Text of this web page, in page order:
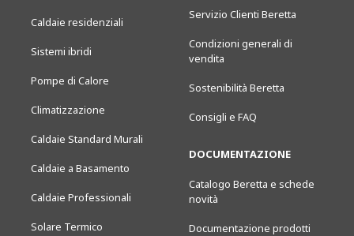
Caldaie residenziali
Sistemi ibridi
Pompe di Calore
Climatizzazione
Caldaie Standard Murali
Caldaie a Basamento
Caldaie Professionali
Solare Termico
Servizio Clienti Beretta
Condizioni generali di
vendita
Sostenibilità Beretta
Consigli e FAQ
DOCUMENTAZIONE
Catalogo Beretta e schede
novità
Documentazione prodotti